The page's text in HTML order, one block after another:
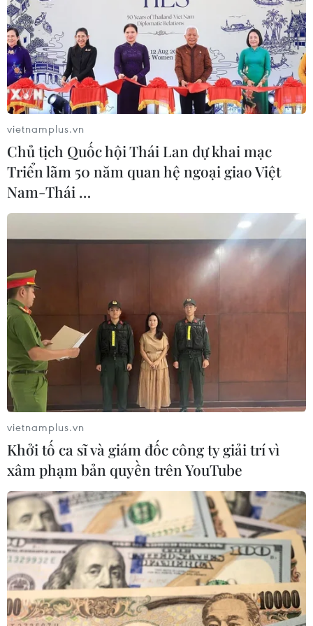
Giao chỉ tiêu bao phủ bảo
hiểm y tế toàn quốc đạt
100% vào năm 2030
02/08/2026 04:54
Tạo đột phá từ y tế cơ sở
đến phát triển nguồn nhân
lực
02/08/2026 03:25
Báo động cận thị học
đường khi nhiều trẻ giảm
phát triển hệ thống y tế đa
tầng, đồng bộ, thống nhất
01/08/2026 09:14
Gia Lai xác thực 99,8% dữ
liệu bảo hiểm
01/08/2026 07:05
Bộ Y tế : Trên 22% người
trưởng thành thiếu vận
động thể lực
TP Hồ Chí Minh đồng
hành để trẻ mắc bệnh
hiểm nghèo không lỡ cơ
hội học tập và điều trị
30/07/2026 13:53
Bé trai 7 tuổi được ghép
thận xuyên Việt từ người
hiến chết não
30/07/2026 12:52
vietnamplus.vn
Chủ tịch Quốc hội Thái Lan dự khai mạc
Triển lãm 50 năm quan hệ ngoại giao Việt
Nam-Thái …
vietnamplus.vn
Khởi tố ca sĩ và giám đốc công ty giải trí vì
xâm phạm bản quyền trên YouTube